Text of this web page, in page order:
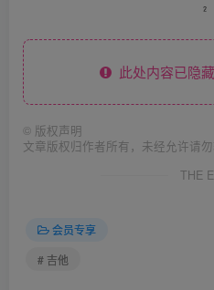
此处内容已隐
© 版权声明
文章版权归作者所有，未经允许请勿
THE
会员专享
# 吉他